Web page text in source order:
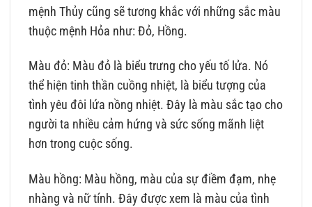
mệnh Thủy cũng sẽ tương khắc với những sắc màu
thuộc mệnh Hỏa như: Đỏ, Hồng.
Màu đỏ: Màu đỏ là biểu trưng cho yếu tố lửa. Nó
thể hiện tinh thần cuồng nhiệt, là biểu tượng của
tình yêu đôi lứa nồng nhiệt. Đây là màu sắc tạo cho
người ta nhiều cảm hứng và sức sống mãnh liệt
hơn trong cuộc sống.
Màu hồng: Màu hồng, màu của sự điềm đạm, nhẹ
nhàng và nữ tính. Đây được xem là màu của tình